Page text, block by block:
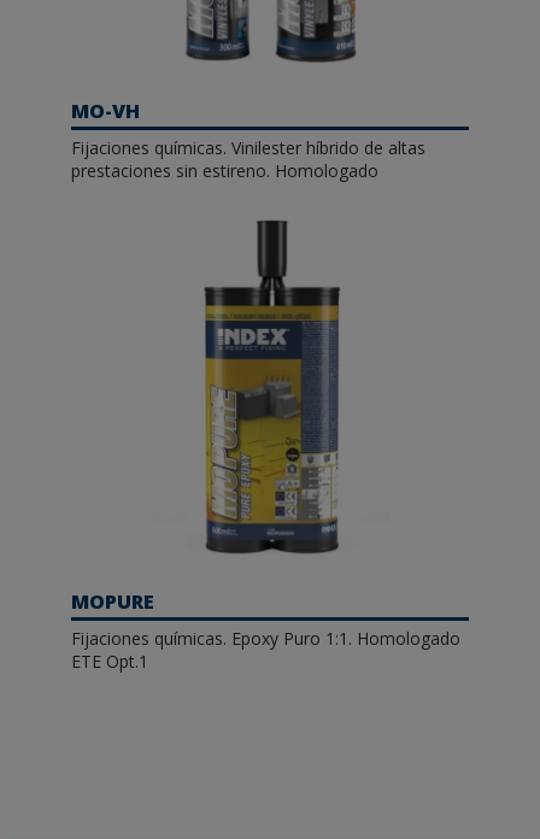
MO-VH
Fijaciones químicas. Vinilester híbrido de altas
prestaciones sin estireno. Homologado
MOPURE
Fijaciones químicas. Epoxy Puro 1:1. Homologado
ETE Opt.1